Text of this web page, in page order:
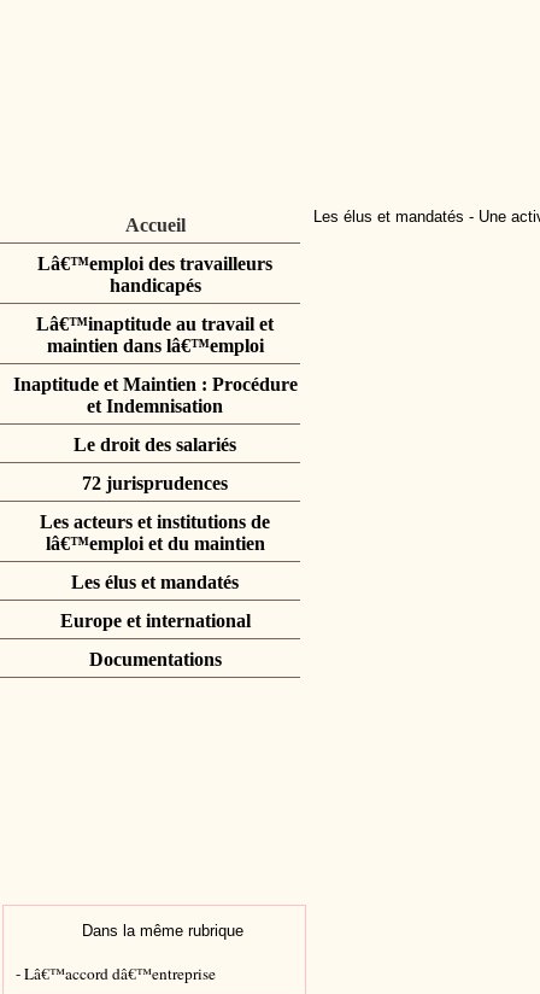
Accueil
Lâ€™emploi des travailleurs
handicapés
Lâ€™inaptitude au travail et
maintien dans lâ€™emploi
Inaptitude et Maintien : Procédure
et Indemnisation
Le droit des salariés
72 jurisprudences
Les acteurs et institutions de
lâ€™emploi et du maintien
Les élus et mandatés
Europe et international
Documentations
Les élus et mandatés - Une
Dans la même rubrique
- Lâ€™accord dâ€™entreprise